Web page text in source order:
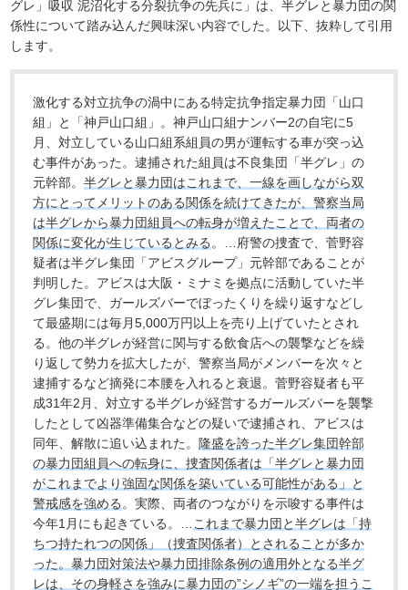
グレ」吸収 泥沼化する分裂抗争の先兵に」は、半グレと暴力団の関
係性について踏み込んだ興味深い内容でした。以下、抜粋して引用
します。
激化する対立抗争の渦中にある特定抗争指定暴力団「山口
組」と「神戸山口組」。神戸山口組ナンバー2の自宅に5
月、対立している山口組系組員の男が運転する車が突っ込
む事件があった。逮捕された組員は不良集団「半グレ」の
元幹部。半グレと暴力団はこれまで、一線を画しながら双
方にとってメリットのある関係を続けてきたが、警察当局
は半グレから暴力団組員への転身が増えたことで、両者の
関係に変化が生じているとみる 。…府警の捜査で、菅野容
疑者は半グレ集団「アビスグループ」元幹部であることが
判明した。アビスは大阪・ミナミを拠点に活動していた半
グレ集団で、ガールズバーでぼったくりを繰り返すなどし
て最盛期には毎月5,000万円以上を売り上げていたとされ
る。他の半グレが経営に関与する飲食店への襲撃などを繰
り返して勢力を拡大したが、警察当局がメンバーを次々と
逮捕するなど摘発に本腰を入れると衰退。菅野容疑者も平
成31年2月、対立する半グレが経営するガールズバーを襲撃
したとして凶器準備集合などの疑いで逮捕され、アビスは
同年、解散に追い込まれた。 隆盛を誇った半グレ集団幹部
の暴力団組員への転身に、捜査関係者は「半グレと暴力団
がこれまでより強固な関係を築いている可能性がある」と
警戒感を強める 。実際、両者のつながりを示唆する事件は
今年1月にも起きている。…
これまで暴力団と半グレは「持
ちつ持たれつの関係」（捜査関係者）とされることが多か
った。暴力団対策法や暴力団排除条例の適用外となる半グ
レは、その身軽さを強みに暴力団の”シノギ”の一端を担うこ